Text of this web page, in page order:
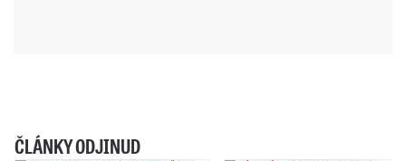
ČLÁNKY ODJINUD